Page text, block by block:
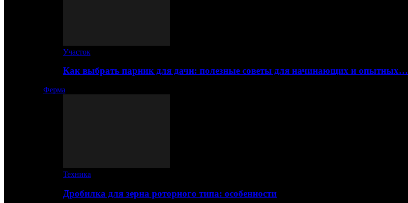
Участок
Как выбрать парник для дачи: полезные советы для начинающих и опытных…
Ферма
Техника
Дробилка для зерна роторного типа: особенности